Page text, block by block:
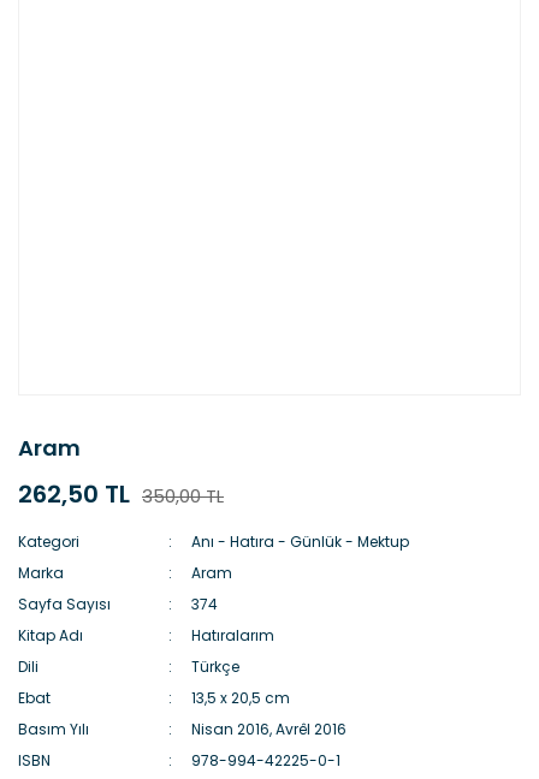
Aram
262,50 TL 350,00 TL
Kategori
Anı - Hatıra - Günlük - Mektup
Marka
Aram
Sayfa Sayısı
374
Kitap Adı
Hatıralarım
Dili
Türkçe
Ebat
13,5 x 20,5 cm
Basım Yılı
Nisan 2016, Avrêl 2016
ISBN
978-994-42225-0-1